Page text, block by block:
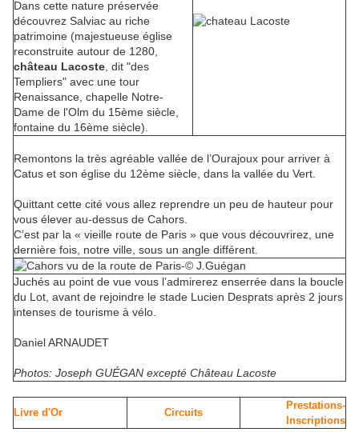
Dans cette nature préservée
découvrez Salviac au riche
patrimoine (majestueuse église
reconstruite autour de 1280,
château Lacoste , dit "des
Templiers" avec une tour
Renaissance, chapelle Notre-
Dame de l'Olm du 15ème siècle,
fontaine du 16ème siècle).
Remontons la très agréable vallée de l’Ourajoux pour arriver à
Catus et son église du 12ème siècle, dans la vallée du Vert.
Quittant cette cité vous allez reprendre un peu de hauteur pour
vous élever au-dessus de Cahors.
C’est par la « vieille route de Paris » que vous découvrirez, une
dernière fois, notre ville, sous un angle différent.
Juchés au point de vue vous l’admirerez enserrée dans la boucle
du Lot, avant de rejoindre le stade Lucien Desprats après 2 jours
intenses de tourisme à vélo.
Daniel ARNAUDET
Photos: Joseph GUÉGAN excepté Château Lacoste
Livre d'Or Circuits
Prestations-
Inscriptions